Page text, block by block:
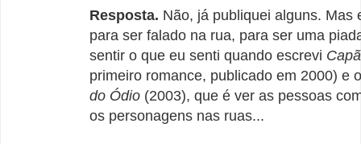
Resposta. Não, já publiquei alguns. Mas
para ser falado na rua, para ser uma
sentir o que eu senti quando escrevi
primeiro romance, publicado em 2000) e o
do Ódio (2003), que é ver as pessoas
os personagens nas ruas...